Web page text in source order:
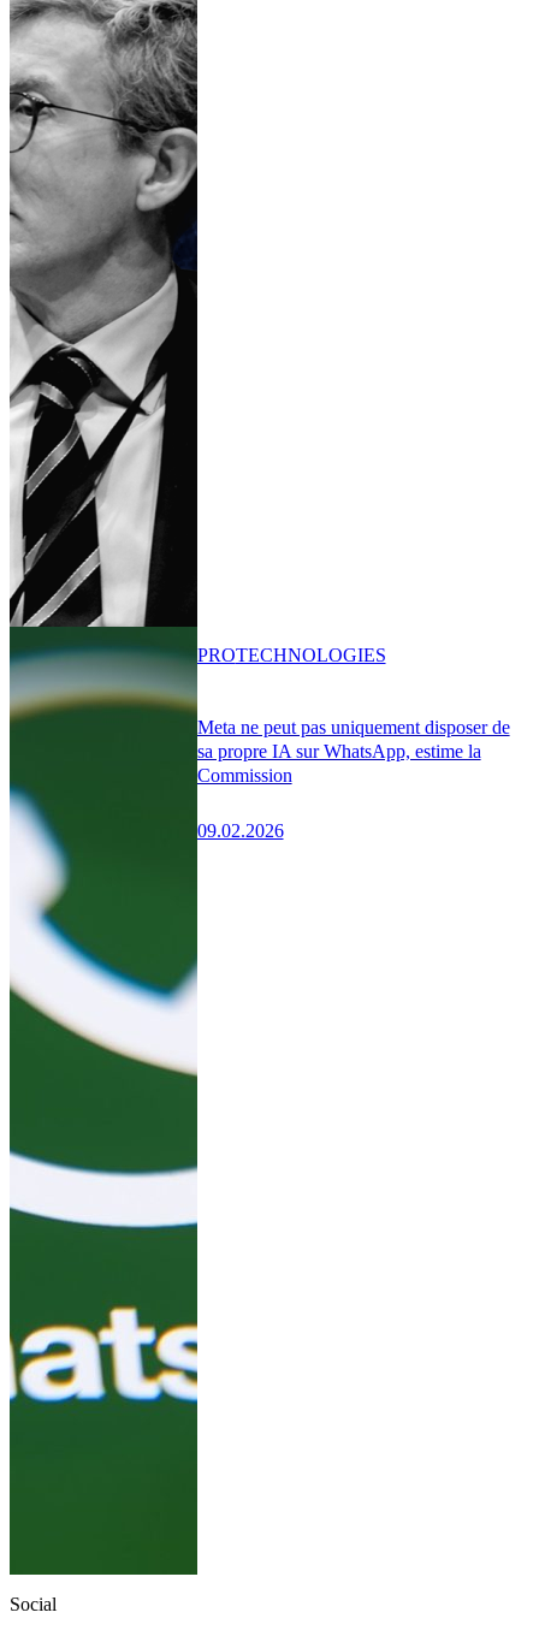
Meta ne peut pas uniquement disposer de
sa propre IA sur WhatsApp, estime la
Commission
09.02.2026
PROTECHNOLOGIES
Social